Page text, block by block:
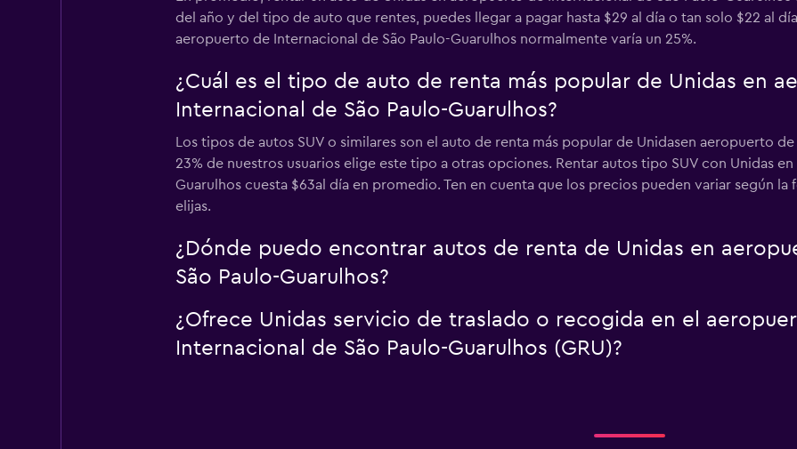
del año y del tipo de auto que rentes, puedes llegar a pagar hasta $29 al día o tan solo $22 al
aeropuerto de Internacional de São Paulo-Guarulhos normalmente varía un 25%.
¿Cuál es el tipo de auto de renta más popular de Unidas en
Internacional de São Paulo-Guarulhos?
Los tipos de autos SUV o similares son el auto de renta más popular de Unidasen aeropuerto
23% de nuestros usuarios elige este tipo a otras opciones. Rentar autos tipo SUV con Unidas
Guarulhos cuesta $63al día en promedio. Ten en cuenta que los precios pueden variar según la
elijas.
¿Dónde puedo encontrar autos de renta de Unidas en
São Paulo-Guarulhos?
¿Ofrece Unidas servicio de traslado o recogida en el
Internacional de São Paulo-Guarulhos (GRU)?